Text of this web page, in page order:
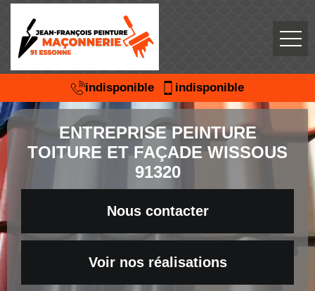
indisponible indisponible
ENTREPRISE PEINTURE
TOITURE ET FAÇADE WISSOUS
91320
Nous contacter
Voir nos réalisations